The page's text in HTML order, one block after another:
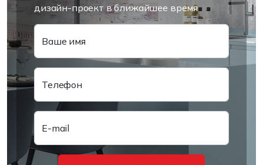
дизайн-проект в ближайшее время
Ваше имя
Телефон
E-mail